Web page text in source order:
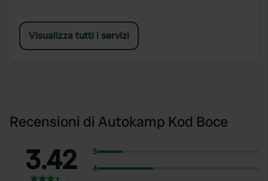
Visualizza tutti i servizi
Recensioni di Autokamp Kod Boce
3.42
5
4